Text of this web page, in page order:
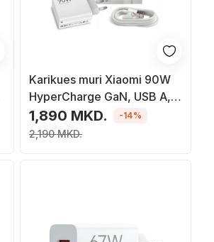
Karikues muri Xiaomi 90W
HyperCharge GaN, USB A,
PD 6.1A, i bardhë
1,890 MKD.
2,190 MKD.
-14%